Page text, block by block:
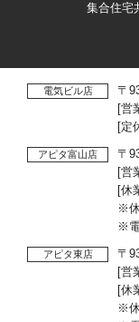
集合住宅
電気ビル店
〒
[営
[定
アピタ富山店
〒
[営
[休
※
※
アピタ東店
〒
[営
[休
※